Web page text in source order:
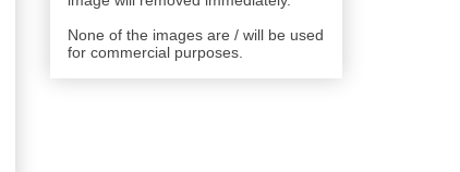
None of the images are / will be used
for commercial purposes.